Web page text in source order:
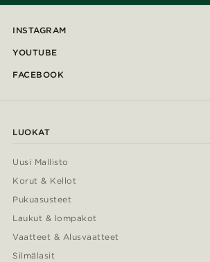
INSTAGRAM
YOUTUBE
FACEBOOK
LUOKAT
Uusi Mallisto
Korut & Kellot
Pukuasusteet
Laukut & lompakot
Vaatteet & Alusvaatteet
Silmälasit